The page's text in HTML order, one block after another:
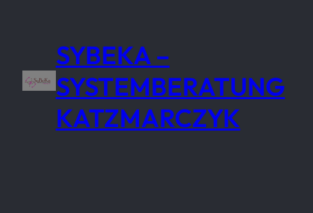
SYBEKA –
SYSTEMBERATUNG
KATZMARCZYK